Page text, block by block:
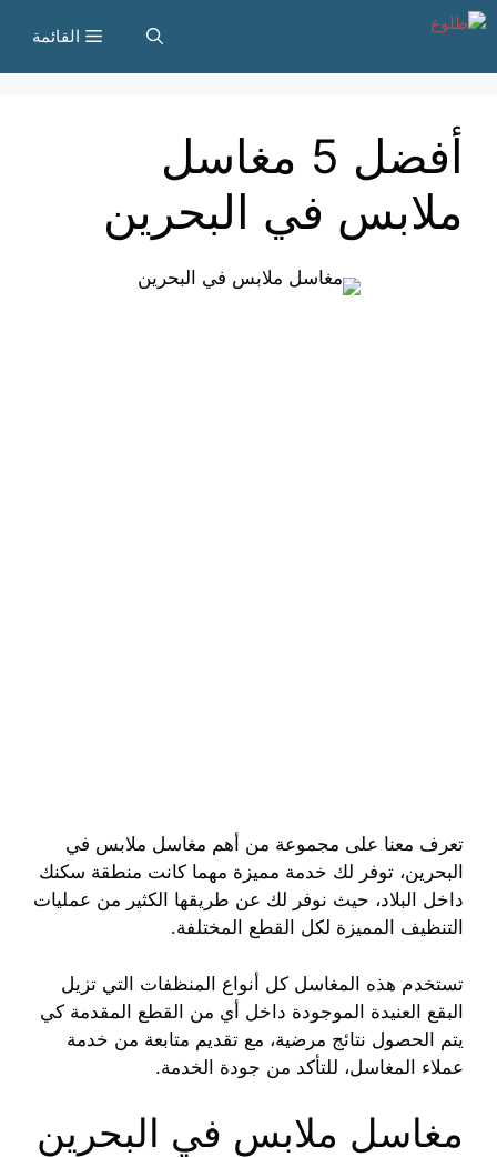
انتقل
المحتوى
القائمة
أفضل 5 مغاسل
ملابس في البحرين
تعرف معنا على مجموعة من أهم مغاسل ملابس في
البحرين، توفر لك خدمة مميزة مهما كانت منطقة سكنك
داخل البلاد، حيث نوفر لك عن طريقها الكثير من عمليات
التنظيف المميزة لكل القطع المختلفة.
تستخدم هذه المغاسل كل أنواع المنظفات التي تزيل
البقع العنيدة الموجودة داخل أي من القطع المقدمة كي
يتم الحصول نتائج مرضية، مع تقديم متابعة من خدمة
عملاء المغاسل، للتأكد من جودة الخدمة.
مغاسل ملابس في البحرين